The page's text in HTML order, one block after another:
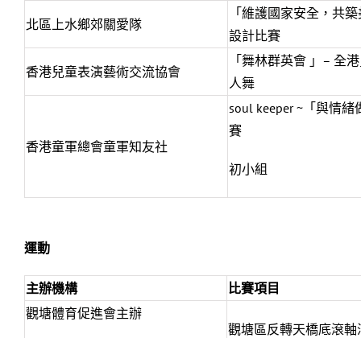
北區上水鄉郊關愛隊
「維護國家安全，共
設計比賽
香港兒童表演藝術交流協會
「舞林群英會 」– 全
人舞
香港童軍總會童軍知友社
soul keeper ~「與情緒
賽
初小組
運動
主辦機構
比賽項目
觀塘體育促進會主辦
觀塘區反轉天橋底滾